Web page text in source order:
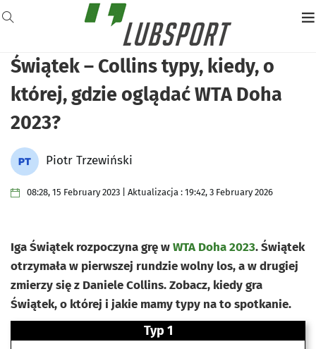
Świątek – Collins typy, kiedy, o
której, gdzie oglądać WTA Doha
2023?
Piotr Trzewiński
08:28, 15 February 2023 | Aktualizacja : 19:42, 3 February 2026
Iga Świątek rozpoczyna grę wWTA Doha 2023. Świątek
otrzymała w pierwszej rundzie wolny los, a w drugiej
zmierzy się z Daniele Collins. Zobacz, kiedy gra
Świątek, o której i jakie mamy typy na to spotkanie.
Typ 1